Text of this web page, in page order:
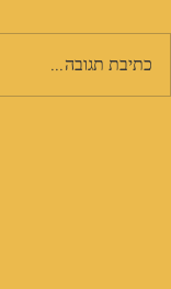
כתיבת תגובה...